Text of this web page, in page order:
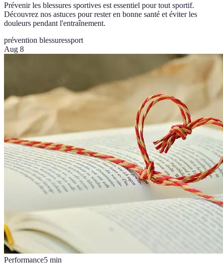
Prévenir les blessures sportives est essentiel pour tout sportif.
Découvrez nos astuces pour rester en bonne santé et éviter les
douleurs pendant l'entraînement.
prévention blessuressport
Aug 8
Performance5 min